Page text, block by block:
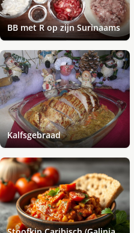
BB met R op zijn Surinaams
Kalfsgebraad